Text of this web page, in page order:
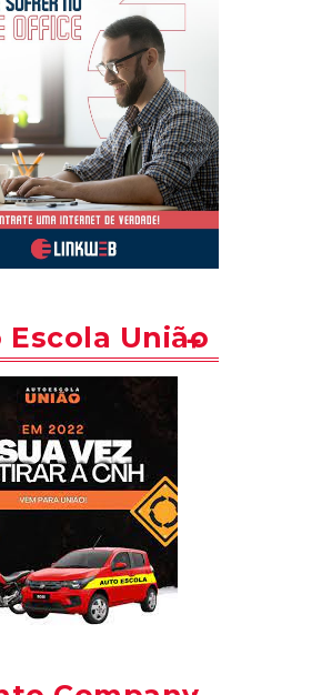
União